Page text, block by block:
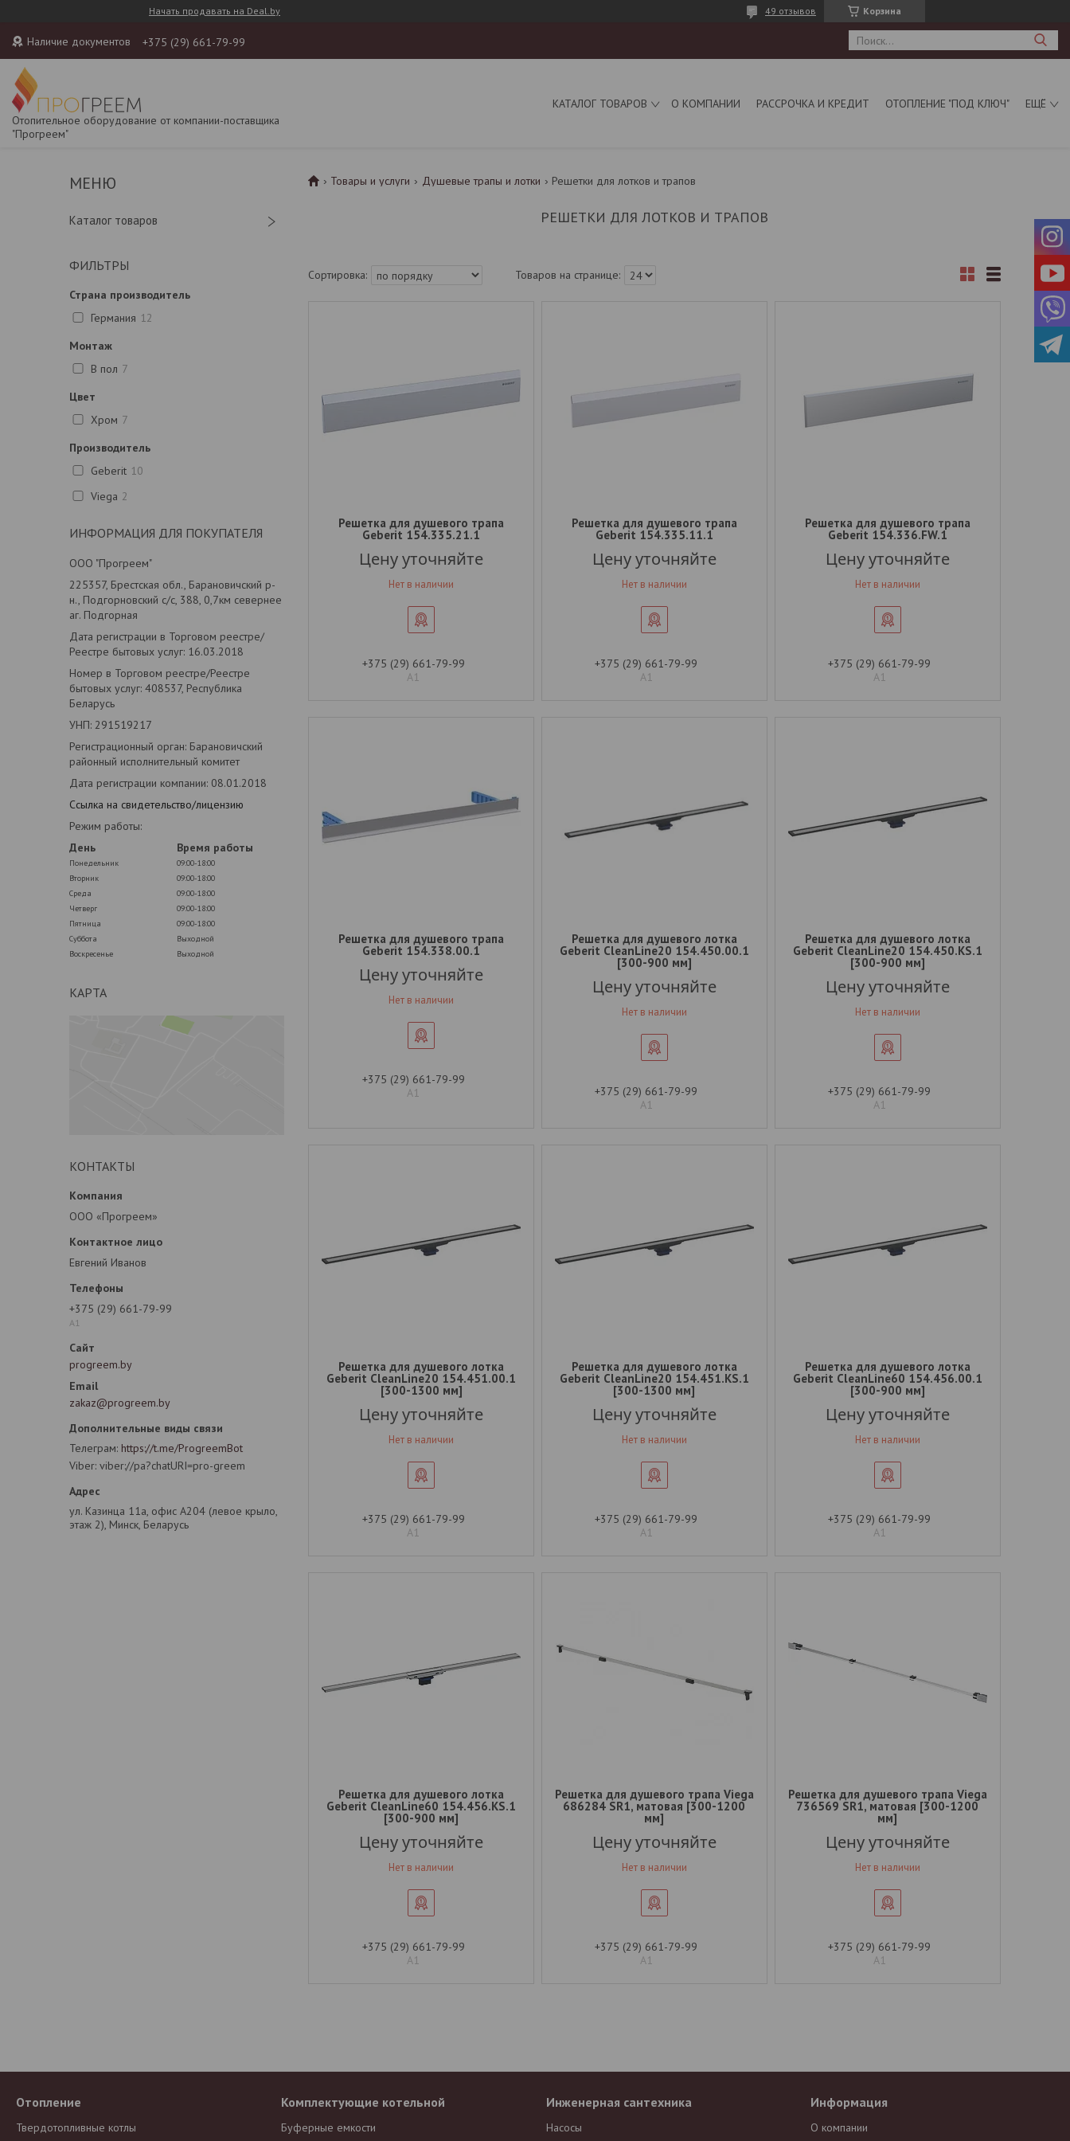
Начать продавать на Deal.by Корзина
49 отзывов
Наличие документов +375 (29) 661-79-99
Отопительное оборудование от компании-поставщика
"Прогреем"
КАТАЛОГ ТОВАРОВ О КОМПАНИИ РАССРОЧКА И КРЕДИТ ОТОПЛЕНИЕ "ПОД КЛЮЧ" ЕЩЁ
Каталог товаров
ФИЛЬТРЫ
Страна производитель
Германия 12
Монтаж
В пол 7
Цвет
Хром 7
Производитель
Geberit 10
Viega 2
ИНФОРМАЦИЯ ДЛЯ ПОКУПАТЕЛЯ
ООО "Прогреем"
225357, Брестская обл., Барановичский р-
н., Подгорновский с/с, 388, 0,7км севернее
аг. Подгорная
Дата регистрации в Торговом реестре/
Реестре бытовых услуг: 16.03.2018
Номер в Торговом реестре/Реестре
бытовых услуг: 408537, Республика
Беларусь
УНП: 291519217
Регистрационный орган: Барановичский
районный исполнительный комитет
Дата регистрации компании: 08.01.2018
Ссылка на свидетельство/лицензию
Режим работы:
День
Время работы
Понедельник
09:00-18:00
Вторник
09:00-18:00
Среда
09:00-18:00
Четверг
09:00-18:00
Пятница
09:00-18:00
Суббота
Выходной
Воскресенье
Выходной
КАРТА
КОНТАКТЫ
ООО «Прогреем»
Евгений Иванов
+375 (29) 661-79-99
А1
progreem.by
zakaz@progreem.by
Телеграм https://t.me/ProgreemBot
Viber viber://pa?chatURI=pro-greem
ул. Казинца 11а, офис А204 (левое крыло,
этаж 2), Минск, Беларусь
Товары и услуги Душевые трапы и лотки Решетки для лотков и трапов
РЕШЕТКИ ДЛЯ ЛОТКОВ И ТРАПОВ
Решетка для душевого трапа
Geberit 154.335.21.1
Цену уточняйте
Нет в наличии
+375 (29) 661-79-99
А1
Решетка для душевого трапа
Geberit 154.335.11.1
Цену уточняйте
Нет в наличии
+375 (29) 661-79-99
А1
Решетка для душевого трапа
Geberit 154.336.FW.1
Цену уточняйте
Нет в наличии
+375 (29) 661-79-99
А1
Решетка для душевого трапа
Geberit 154.338.00.1
Цену уточняйте
Нет в наличии
+375 (29) 661-79-99
А1
Решетка для душевого лотка
Geberit CleanLine20 154.450.00.1
[300-900 мм]
Цену уточняйте
Нет в наличии
+375 (29) 661-79-99
А1
Решетка для душевого лотка
Geberit CleanLine20 154.450.KS.1
[300-900 мм]
Цену уточняйте
Нет в наличии
+375 (29) 661-79-99
А1
Решетка для душевого лотка
Geberit CleanLine20 154.451.00.1
[300-1300 мм]
Цену уточняйте
Нет в наличии
+375 (29) 661-79-99
А1
Решетка для душевого лотка
Geberit CleanLine20 154.451.KS.1
[300-1300 мм]
Цену уточняйте
Нет в наличии
+375 (29) 661-79-99
А1
Решетка для душевого лотка
Geberit CleanLine60 154.456.00.1
[300-900 мм]
Цену уточняйте
Нет в наличии
+375 (29) 661-79-99
А1
Решетка для душевого лотка
Geberit CleanLine60 154.456.KS.1
[300-900 мм]
Цену уточняйте
Нет в наличии
+375 (29) 661-79-99
А1
Решетка для душевого трапа Viega
686284 SR1, матовая [300-1200
мм]
Цену уточняйте
Нет в наличии
+375 (29) 661-79-99
А1
Решетка для душевого трапа Viega
736569 SR1, матовая [300-1200
мм]
Цену уточняйте
Нет в наличии
+375 (29) 661-79-99
А1
Отопление
Твердотопливные котлы
Комплектующие котельной
Буферные емкости
Инженерная сантехника
Насосы
Информация
О компании